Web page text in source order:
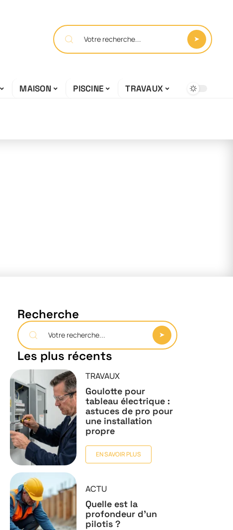
MAISON PISCINE TRAVAUX
Recherche
Les plus récents
TRAVAUX
Goulotte pour
tableau électrique :
astuces de pro pour
une installation
propre
EN SAVOIR PLUS
ACTU
Quelle est la
profondeur d’un
pilotis ?